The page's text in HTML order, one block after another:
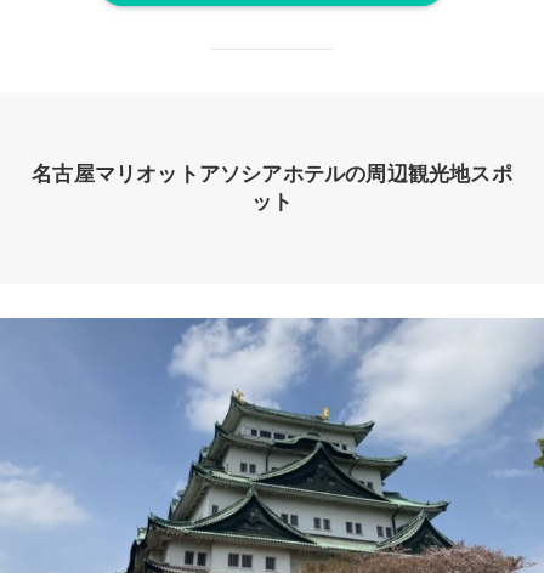
名古屋マリオットアソシアホテルの周辺観光地スポ
ット